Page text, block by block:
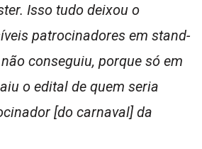
Isso tudo deixou o
patrocinadores em stand-
conseguiu, porque só em
o edital de quem seria
[do carnaval] da